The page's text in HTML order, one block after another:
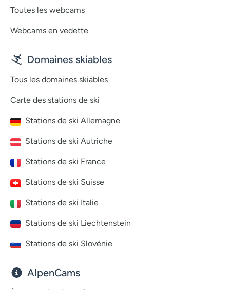
Toutes les webcams
Webcams en vedette
Domaines skiables
Tous les domaines skiables
Carte des stations de ski
Stations de ski Allemagne
Stations de ski Autriche
Stations de ski France
Stations de ski Suisse
Stations de ski Italie
Stations de ski Liechtenstein
Stations de ski Slovénie
AlpenCams